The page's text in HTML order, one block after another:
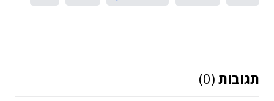
תגובות (0)